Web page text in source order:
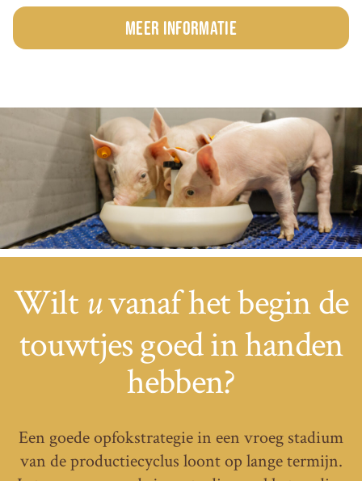
Meer informatie
Wilt uvanaf het begin de
touwtjes goed in handen
hebben?
Een goede opfokstrategie in een vroeg stadium
van de productiecyclus loont op lange termijn.